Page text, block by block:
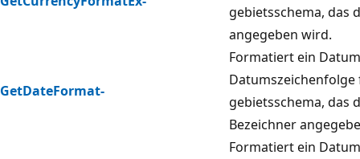
gebietsschema, das
angegeben wird.
GetDateFormat-
Formatiert ein
Datumszeichenfolge
gebietsschema, das
Bezeichner
Formatiert ein